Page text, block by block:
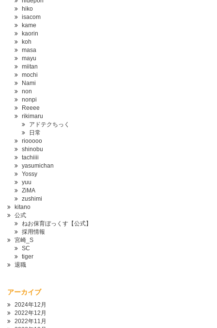
hiko
isacom
kame
kaorin
koh
masa
mayu
miitan
mochi
Nami
non
nonpi
Reeee
rikimaru
アドテクちっく
日常
riooooo
shinobu
tachiiii
yasumichan
Yossy
yuu
ZiMA
zushimi
kitano
公式
ねお保育ぼっくす【公式】
採用情報
宮崎_S
SC
tiger
退職
アーカイブ
2024年12月
2022年12月
2022年11月